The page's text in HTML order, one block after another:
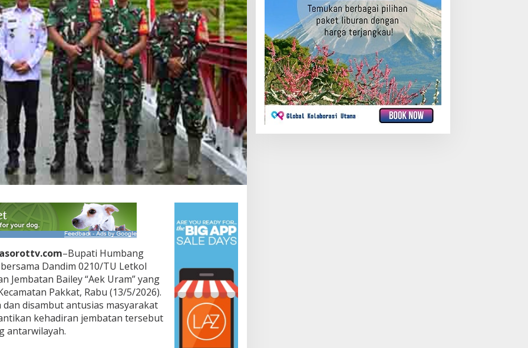
–Bupati Humbang
Dandim 0210/TU Letkol
Jembatan Bailey “Aek Uram” yang
Pakkat, Rabu (13/5/2026).
disambut antusias masyarakat
kehadiran jembatan tersebut
antarwilayah.